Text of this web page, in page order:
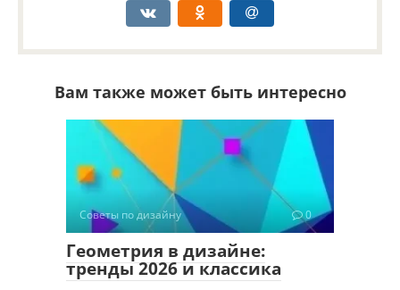
Вам также может быть интересно
Советы по дизайну 0
Геометрия в дизайне:
тренды 2026 и классика